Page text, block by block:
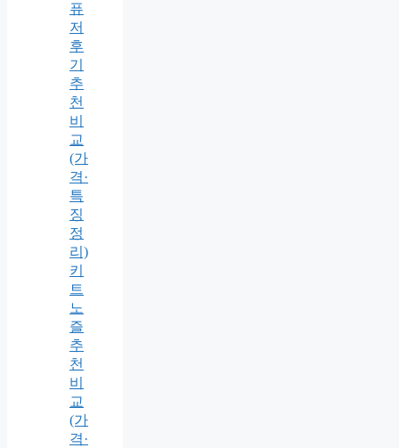
퓨
저
후
기
추
천
비
교
(가
격·
특
징
정
리)
키
트
노
즐
추
천
비
교
(가
격·